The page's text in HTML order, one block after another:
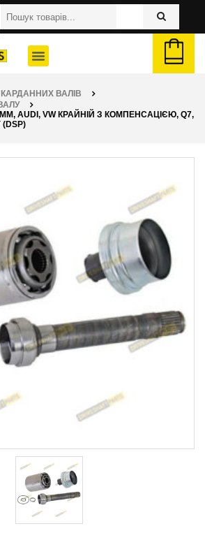
ВАЛІВ
AUDI, VW КРАЙНІЙ З КОМПЕНСАЦІЄЮ, Q7,
(DSP)